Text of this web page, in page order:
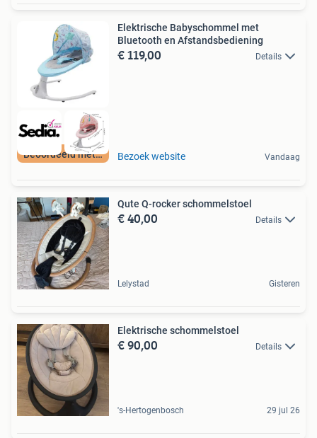
Beoordeeld met 9+
Elektrische Babyschommel met
Bluetooth en Afstandsbediening
€ 119,00 Details
Bezoek website Vandaag
Qute Q-rocker schommelstoel
€ 40,00 Details
Lelystad Gisteren
Elektrische schommelstoel
€ 90,00 Details
's-Hertogenbosch 29 jul 26